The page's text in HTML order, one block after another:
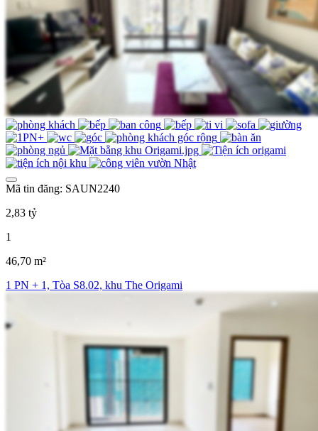
Mã tin đăng: SAUN2240
2,83 tỷ
1
46,70 m²
1 PN + 1, Tòa S8.02, khu The Origami